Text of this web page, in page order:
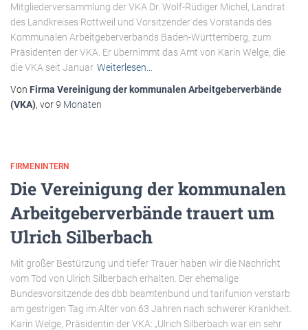
Mitgliederversammlung der VKA Dr. Wolf-Rüdiger Michel, Landrat
des Landkreises Rottweil und Vorsitzender des Vorstands des
Kommunalen Arbeitgeberverbands Baden-Württemberg, zum
Präsidenten der VKA. Er übernimmt das Amt von Karin Welge, die
die VKA seit Januar Weiterlesen…
Von Firma Vereinigung der kommunalen Arbeitgeberverbände
(VKA), vor9 Monaten
FIRMENINTERN
Die Vereinigung der kommunalen
Arbeitgeberverbände trauert um
Ulrich Silberbach
Mit großer Bestürzung und tiefer Trauer haben wir die Nachricht
vom Tod von Ulrich Silberbach erhalten. Der ehemalige
Bundesvorsitzende des dbb beamtenbund und tarifunion verstarb
am gestrigen Tag im Alter von 63 Jahren nach schwerer Krankheit.
Karin Welge, Präsidentin der VKA: „Ulrich Silberbach war ein sehr